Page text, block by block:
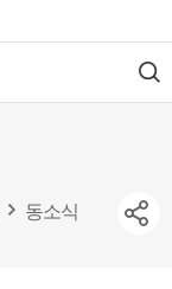
검
색
동소식